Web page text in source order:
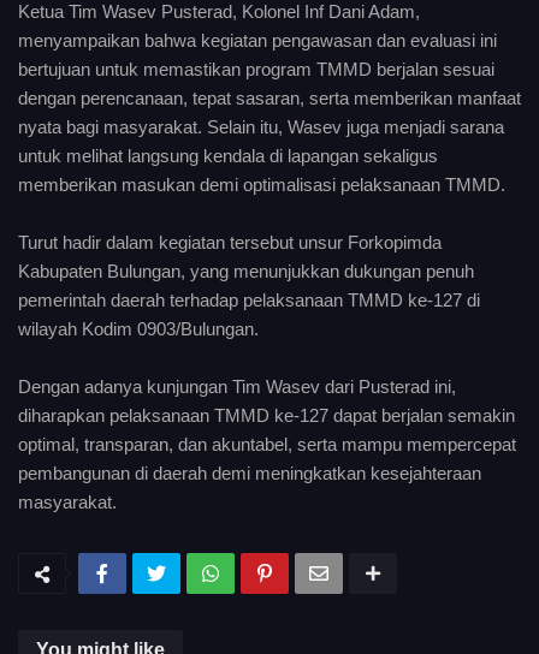
Ketua Tim Wasev Pusterad, Kolonel Inf Dani Adam,
menyampaikan bahwa kegiatan pengawasan dan evaluasi ini
bertujuan untuk memastikan program TMMD berjalan sesuai
dengan perencanaan, tepat sasaran, serta memberikan manfaat
nyata bagi masyarakat. Selain itu, Wasev juga menjadi sarana
untuk melihat langsung kendala di lapangan sekaligus
memberikan masukan demi optimalisasi pelaksanaan TMMD.
Turut hadir dalam kegiatan tersebut unsur Forkopimda
Kabupaten Bulungan, yang menunjukkan dukungan penuh
pemerintah daerah terhadap pelaksanaan TMMD ke-127 di
wilayah Kodim 0903/Bulungan.
Dengan adanya kunjungan Tim Wasev dari Pusterad ini,
diharapkan pelaksanaan TMMD ke-127 dapat berjalan semakin
optimal, transparan, dan akuntabel, serta mampu mempercepat
pembangunan di daerah demi meningkatkan kesejahteraan
masyarakat.